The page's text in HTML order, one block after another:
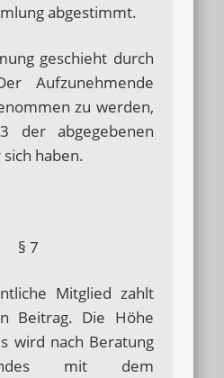
abgestimmt.
geschieht durch
Aufzunehmende
zu werden,
der abgegebenen
haben.
§ 7
Mitglied zahlt
Beitrag. Die Höhe
wird nach Beratung
mit dem